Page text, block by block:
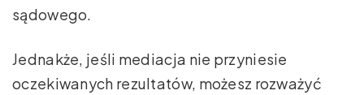
sądowego.
Jednakże, jeśli mediacja nie przyniesie
oczekiwanych rezultatów, możesz rozważyć